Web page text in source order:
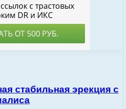
стабильная эрекция с